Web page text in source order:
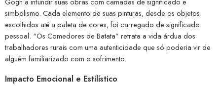
simbolismo. Cada elemento de suas pinturas, desde os objetos
escolhidos até a paleta de cores, foi carregado de significado
pessoal. “Os Comedores de Batata” retrata a vida árdua dos
trabalhadores rurais com uma autenticidade que só poderia vir de
alguém familiarizado com o sofrimento.
Impacto Emocional e Estilístico